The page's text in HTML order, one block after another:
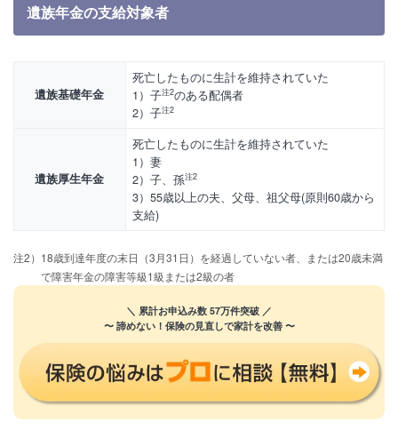
遺族年金の支給対象者
遺族基礎年金
死亡したものに生計を維持されていた
1）子注2のある配偶者
2）子注2
遺族厚生年金
死亡したものに生計を維持されていた
1）妻
2）子、孫注2
3）55歳以上の夫、父母、祖父母(原則60歳から
支給)
注2）18歳到達年度の末日（3月31日）を経過していない者、または20歳未満
で障害年金の障害等級1級または2級の者
＼ 累計お申込み数 57万件突破 ／
〜 諦めない！保険の見直しで家計を改善 〜